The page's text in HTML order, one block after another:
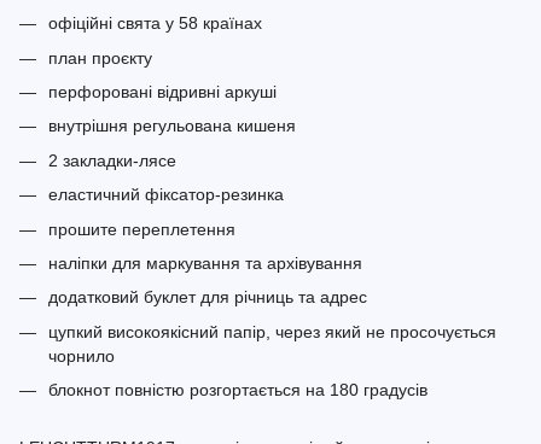
офіційні свята у 58 країнах
план проєкту
перфоровані відривні аркуші
внутрішня регульована кишеня
2 закладки-лясе
еластичний фіксатор-резинка
прошите переплетення
наліпки для маркування та архівування
додатковий буклет для річниць та адрес
цупкий високоякісний папір, через який не просочується
чорнило
блокнот повністю розгортається на 180 градусів